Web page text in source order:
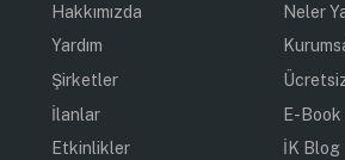
Hakkımızda
Yardım
Şirketler
İlanlar
Etkinlikler
Neler
E-Book
İK Blog